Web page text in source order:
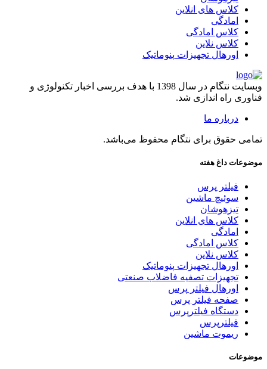
کلاس های انلاین
امادگی
کلاس امادگی
کلاس نلاین
اورهال تجهیزات پنوماتیک
وبسایت نتگام در سال 1398 با هدف بررسی اخبار تکنولوژی و
فناوری راه اندازی شد.
درباره ما
تمامی حقوق برای نتگام محفوظ می‌باشد.
موضوعات داغ هفته
فیلتر پرس
سوئیچ ماشین
تیزهوشان
کلاس های انلاین
امادگی
کلاس امادگی
کلاس نلاین
اورهال تجهیزات پنوماتیک
تجهیزات تصفیه فاضلاب صنعتی
اورهال فیلتر پرس
صفحه فیلتر پرس
دستگاه فیلترپرس
فیلترپرس
ریموت ماشین
موضوعات